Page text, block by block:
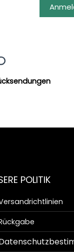
POLITIK